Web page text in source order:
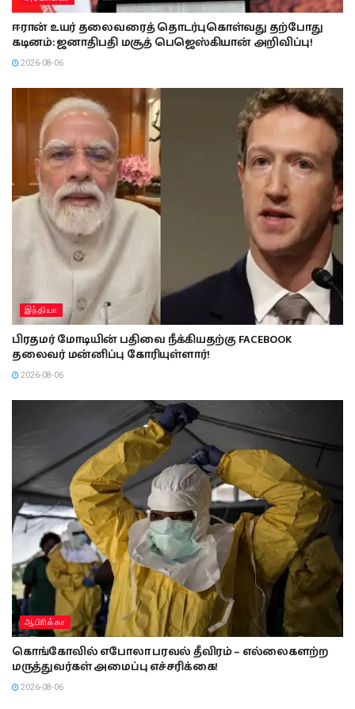
ஈரான் உயர் தலைவரைத் தொடர்புகொள்வது தற்போது
கடினம்: ஜனாதிபதி மசூத் பெஜெஸ்கியான் அறிவிப்பு!
2026-08-06
இந்தியா
பிரதமர் மோடியின் பதிவை நீக்கியதற்கு FACEBOOK
தலைவர் மன்னிப்பு கோரியுள்ளார்!
2026-08-06
ஆபிாிக்கா
கொங்கோவில் எபோலா பரவல் தீவிரம் – எல்லைகளற்ற
மருத்துவர்கள் அமைப்பு எச்சரிக்கை!
2026-08-06